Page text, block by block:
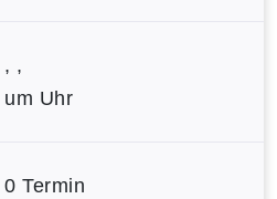
, ,
um Uhr
0 Termin